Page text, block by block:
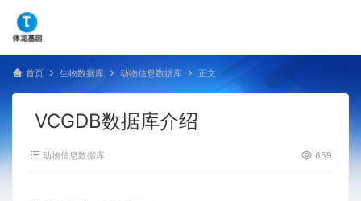
首页 生物数据库 动物信息数据库 正文
VCGDB数据库介绍
动物信息数据库 659